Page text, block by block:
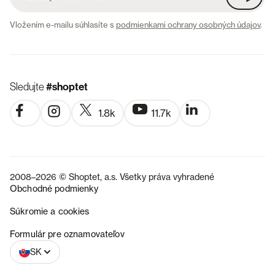
Vložením e-mailu súhlasíte spodmienkami ochrany osobných údajov.
Sledujte#shoptet
1.8k 11.7k
2008–2026 © Shoptet, a.s. Všetky práva vyhradené
Obchodné podmienky
Súkromie a cookies
Formulár pre oznamovateľov
SK